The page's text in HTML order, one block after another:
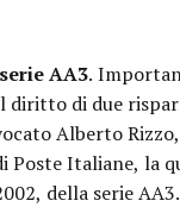
AA3.
diritto di due
Alberto
Poste Italiane, la
della serie AA3.